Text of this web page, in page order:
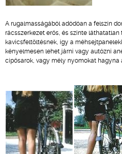
A rugalmasságából adódóan a felszín
rácsszerkezet erős, és szinte láthatatlan
kavicsfeltöltésnek, így a
kényelmesen lehet járni vagy autózni
cipősarok, vagy mély nyomokat hagyna